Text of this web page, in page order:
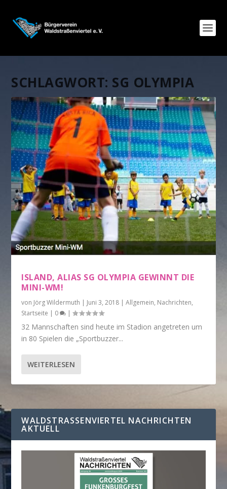
SCHLAGWORT: SG OLYMPIA
ISLAND, ALIAS SG OLYMPIA GEWINNT DIE
MINI-WM!
von Jörg Wildermuth | Juni 3, 2018 |Allgemein, Nachrichten,
Startseite | 0 |
32 Mannschaften sind heute im Stadion angetreten um
in 80 Spielen die „Sportbuzzer...
WEITERLESEN
WALDSTRASSENVIERTEL NACHRICHTEN A
KTUELL